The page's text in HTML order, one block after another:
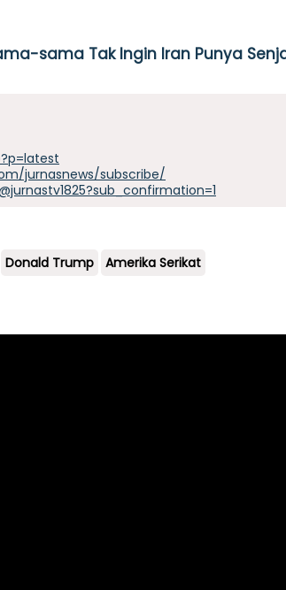
sama Tak Ingin Iran Punya
jurnasnews/subscribe/
Donald Trump Amerika Serikat